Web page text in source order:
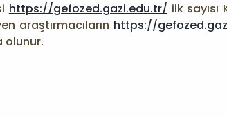
https://gefozed.gazi.edu.tr/ ilk
araştırmacıların https://
olunur.